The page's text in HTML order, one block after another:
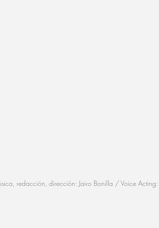
redacción, dirección: Jairo Bonilla / Voice